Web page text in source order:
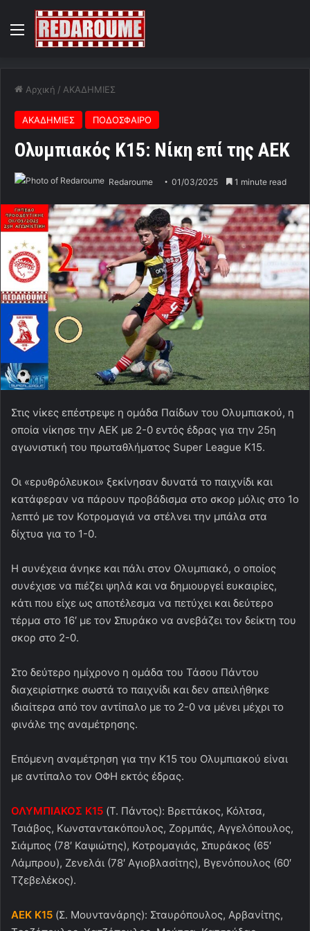
Menu
Αρχική / ΑΚΑΔΗΜΙΕΣ
ΑΚΑΔΗΜΙΕΣ ΠΟΔΟΣΦΑΙΡΟ
Ολυμπιακός Κ15: Νίκη επί της ΑΕΚ
Redaroume 01/03/2025 1 minute read
Στις νίκες επέστρεψε η ομάδα Παίδων του Ολυμπιακού, η
οποία νίκησε την ΑΕΚ με 2-0 εντός έδρας για την 25η
αγωνιστική του πρωταθλήματος Super League Κ15.
Οι «ερυθρόλευκοι» ξεκίνησαν δυνατά το παιχνίδι και
κατάφεραν να πάρουν προβάδισμα στο σκορ μόλις στο 1ο
λεπτό με τον Κοτρομαγιά να στέλνει την μπάλα στα
δίχτυα για το 1-0.
Η συνέχεια άνηκε και πάλι στον Ολυμπιακό, ο οποίος
συνέχισε να πιέζει ψηλά και να δημιουργεί ευκαιρίες,
κάτι που είχε ως αποτέλεσμα να πετύχει και δεύτερο
τέρμα στο 16′ με τον Σπυράκο να ανεβάζει τον δείκτη του
σκορ στο 2-0.
Στο δεύτερο ημίχρονο η ομάδα του Τάσου Πάντου
διαχειρίστηκε σωστά το παιχνίδι και δεν απειλήθηκε
ιδιαίτερα από τον αντίπαλο με το 2-0 να μένει μέχρι το
φινάλε της αναμέτρησης.
Επόμενη αναμέτρηση για την Κ15 του Ολυμπιακού είναι
με αντίπαλο τον ΟΦΗ εκτός έδρας.
ΟΛΥΜΠΙΑΚΟΣ K15 (Τ. Πάντος): Βρεττάκος, Κόλτσα,
Τσιάβος, Κωνσταντακόπουλος, Ζορμπάς, Αγγελόπουλος,
Σιάμπος (78′ Καψιώτης), Κοτρομαγιάς, Σπυράκος (65′
Λάμπρου), Ζενελάι (78′ Αγιοβλασίτης), Βγενόπουλος (60′
Τζεβελέκος).
ΑΕΚ K15 (Σ. Μουντανάρης): Σταυρόπουλος, Αρβανίτης,